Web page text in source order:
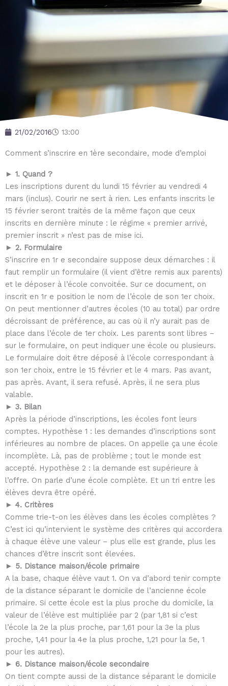
21/02/2016 13:00
Comment s’inscrire en 1ère secondaire, mode d’emploi
► 1. Quand ?
Les inscriptions durent du lundi 15 février au vendredi 4
mars (inclus). Courir ne sert à rien. Les enfants inscrits le
15 février seront traités de la même façon que ceux
inscrits en dernière minute : le régime « premier arrivé,
premier inscrit » n’est pas de mise ici.
► 2. Formulaire
S’inscrire en 1r e secondaire suppose deux démarches : il
faut remplir un formulaire (il vient d’être remis aux parents)
et le déposer à l’école convoitée. Sur ce document, on
inscrit en 1r e position le nom de l’école de son 1er choix.
On peut mentionner d’autres écoles (10 au total) par ordre
décroissant de préférence, au cas où il n’y aurait pas de
place dans l’école de 1er choix. Les parents sont libres –
sur le formulaire, on peut indiquer une école ou plusieurs.
Le formulaire doit être déposé à l’école correspondant à
son 1er choix, entre le 15 février et le 4 mars. Pas avant,
pas après. Avant, il sera refusé. Après, il ne sera plus
valable.
► 3. Bilan
Après la période d’inscriptions, les écoles font leurs
comptes. Hypothèse 1 : les demandes d’inscriptions sont
inférieures au nombre de places. On appelle ça une école
incomplète. Là, pas de problème ; tout le monde est
accepté. Hypothèse 2 : la demande est supérieure à
l’offre. On parle d’une école complète. Et un tri entre les
élèves devra être opéré.
► 4. Critères
Comme trie-t-on les élèves dans les écoles complètes ?
C’est ici qu’intervient le système des critères qui accordera
à chaque élève une valeur – plus elle est grande, plus les
chances d’être inscrit sont élevées.
► 5. Distance maison/école primaire
A la base, chaque élève vaut 1. On va d’abord tenir compte
de la distance séparant le domicile de l’ancienne école
primaire. Si cette école est la plus proche du domicile, la
valeur de l’élève est multipliée par 2 (par 1,81 si c’est
l’école la 2e la plus proche, par 1,61 pour la 3e la plus
proche, 1,41 pour la 4e la plus proche, 1,21 pour la 5e, 1
pour les autres).
► 6. Distance maison/école secondaire
On tient compte aussi de la distance séparant le domicile